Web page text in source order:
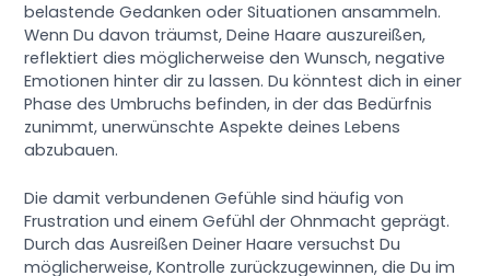
belastende Gedanken oder Situationen ansammeln.
Wenn Du davon träumst, Deine Haare auszureißen,
reflektiert dies möglicherweise den Wunsch, negative
Emotionen hinter dir zu lassen. Du könntest dich in einer
Phase des Umbruchs befinden, in der das Bedürfnis
zunimmt, unerwünschte Aspekte deines Lebens
abzubauen.
Die damit verbundenen Gefühle sind häufig von
Frustration und einem Gefühl der Ohnmacht geprägt.
Durch das Ausreißen Deiner Haare versuchst Du
möglicherweise, Kontrolle zurückzugewinnen, die Du im